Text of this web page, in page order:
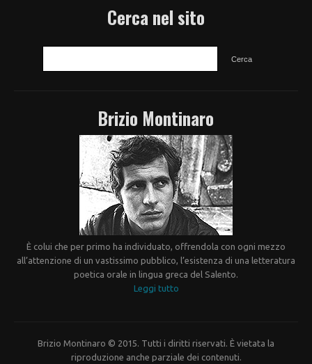
Cerca nel sito
Brizio Montinaro
È colui che per primo ha individuato, offrendola con ogni mezzo
all’attenzione di un vastissimo pubblico, l’esistenza di una letteratura
poetica orale in lingua greca del Salento.
Leggi tutto
Brizio Montinaro © 2015. Tutti i diritti riservati. È vietata la
riproduzione anche parziale dei contenuti.